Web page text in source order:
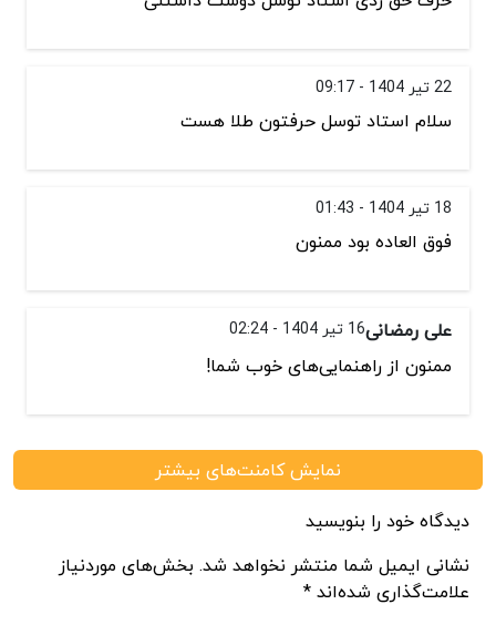
22 تیر 1404 - 09:17
سلام استاد توسل حرفتون طلا هست
18 تیر 1404 - 01:43
فوق العاده بود ممنون
علی رمضانی16 تیر 1404 - 02:24
ممنون از راهنمایی‌های خوب شما!
نمایش کامنت‌های بیشتر
دیدگاه خود را بنویسید
نشانی ایمیل شما منتشر نخواهد شد. بخش‌های موردنیاز
علامت‌گذاری شده‌اند *